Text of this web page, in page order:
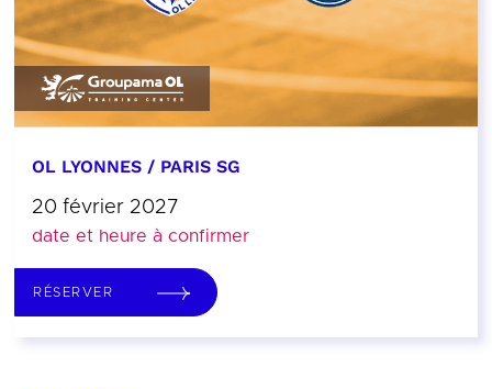
OL LYONNES / PARIS SG
20 février 2027
date et heure à confirmer
RÉSERVER